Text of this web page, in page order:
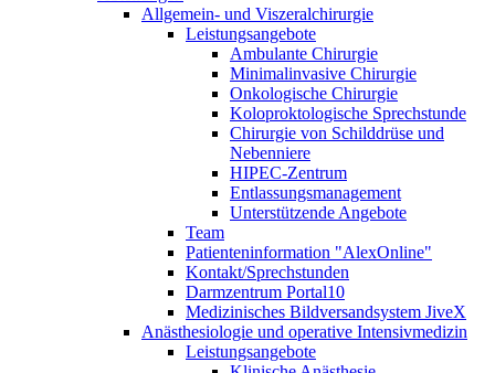
Allgemein- und Viszeralchirurgie
Leistungsangebote
Ambulante Chirurgie
Minimalinvasive Chirurgie
Onkologische Chirurgie
Koloproktologische Sprechstunde
Chirurgie von Schilddrüse und
Nebenniere
HIPEC-Zentrum
Entlassungsmanagement
Unterstützende Angebote
Team
Patienteninformation "AlexOnline"
Kontakt/Sprechstunden
Darmzentrum Portal10
Medizinisches Bildversandsystem JiveX
Anästhesiologie und operative Intensivmedizin
Leistungsangebote